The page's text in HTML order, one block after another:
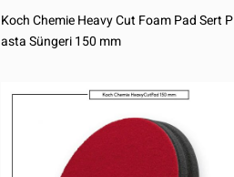
Koch Chemie Heavy Cut Foam Pad Sert P
asta Süngeri 150 mm